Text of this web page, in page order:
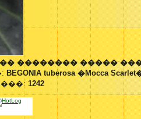
�������� �����
BEGONIA tuberosa �Mocca
1242